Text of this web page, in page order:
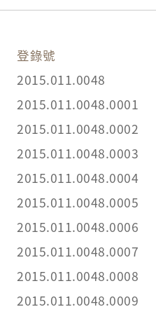
登錄號
2015.011.0048
2015.011.0048.0001
2015.011.0048.0002
2015.011.0048.0003
2015.011.0048.0004
2015.011.0048.0005
2015.011.0048.0006
2015.011.0048.0007
2015.011.0048.0008
2015.011.0048.0009